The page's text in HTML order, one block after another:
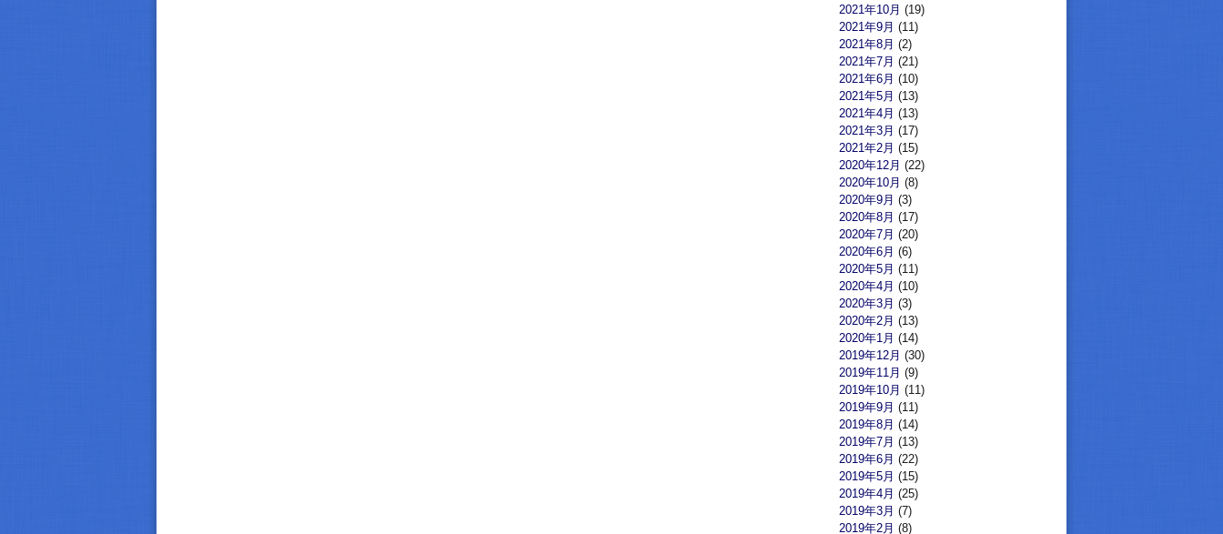
2021年10月 (19)
2021年9月 (11)
2021年8月 (2)
2021年7月 (21)
2021年6月 (10)
2021年5月 (13)
2021年4月 (13)
2021年3月 (17)
2021年2月 (15)
2020年12月 (22)
2020年10月 (8)
2020年9月 (3)
2020年8月 (17)
2020年7月 (20)
2020年6月 (6)
2020年5月 (11)
2020年4月 (10)
2020年3月 (3)
2020年2月 (13)
2020年1月 (14)
2019年12月 (30)
2019年11月 (9)
2019年10月 (11)
2019年9月 (11)
2019年8月 (14)
2019年7月 (13)
2019年6月 (22)
2019年5月 (15)
2019年4月 (25)
2019年3月 (7)
2019年2月 (8)